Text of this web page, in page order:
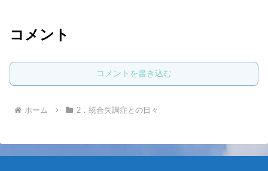
コメント
コメントを書き込む
ホーム 2．統合失調症との日々